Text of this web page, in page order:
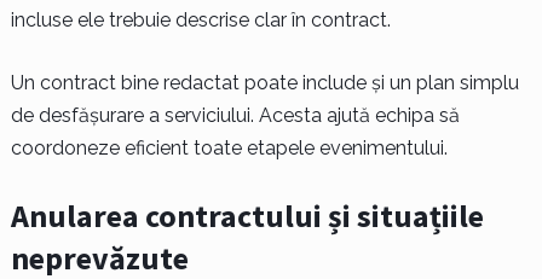
incluse ele trebuie descrise clar în contract.
Un contract bine redactat poate include și un plan simplu
de desfășurare a serviciului. Acesta ajută echipa să
coordoneze eficient toate etapele evenimentului.
Anularea contractului și situațiile
neprevăzute